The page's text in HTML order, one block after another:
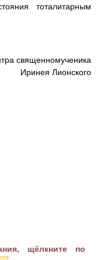
тоталитарным
священномученика
Иринея Лионского
щёлкните по